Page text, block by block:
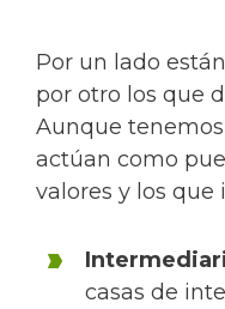
Por un lado
por otro los que
Aunque
actúan como
valores y los que
casas de